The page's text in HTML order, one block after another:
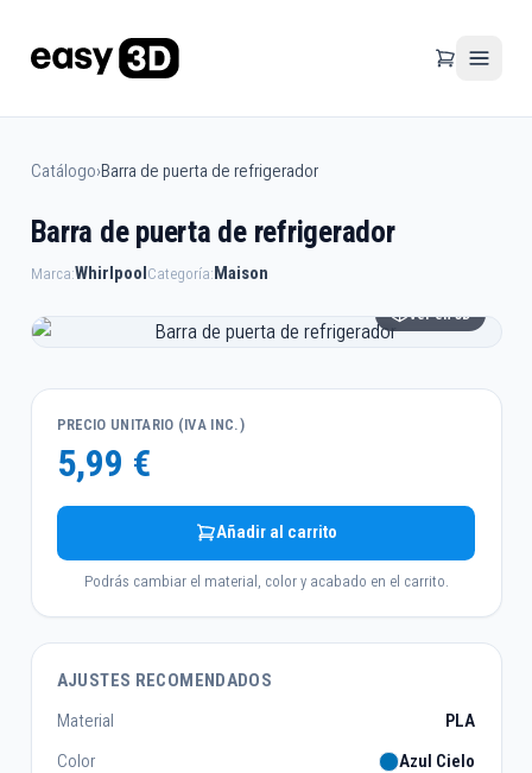
Catálogo›Barra de puerta de refrigerador
Barra de puerta de refrigerador
Marca:WhirlpoolCategoría:Maison
Ver en 3D
PRECIO UNITARIO (IVA INC.)
5,99 €
Añadir al carrito
Podrás cambiar el material, color y acabado en el carrito.
AJUSTES RECOMENDADOS
Material
PLA
Color
Azul Cielo